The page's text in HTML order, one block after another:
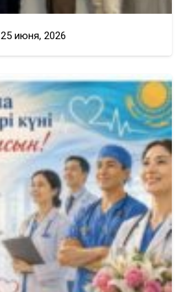
25 июня, 2026